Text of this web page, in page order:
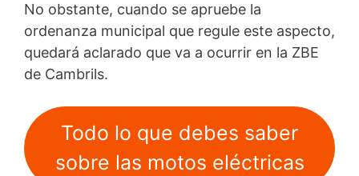
No obstante, cuando se apruebe la
ordenanza municipal que regule este aspecto,
quedará aclarado que va a ocurrir en la ZBE
de Cambrils.
Todo lo que debes saber
sobre las motos eléctricas